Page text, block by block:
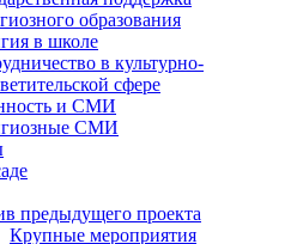
образования
в школе
в культурно-
сфере
и СМИ
СМИ
предыдущего проекта
Крупные мероприятия